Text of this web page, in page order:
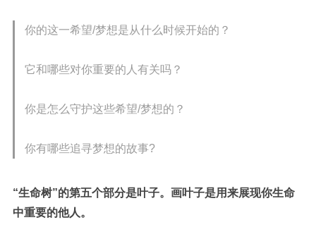
你的这一希望/梦想是从什么时候开始的？
它和哪些对你重要的人有关吗？
你是怎么守护这些希望/梦想的？
你有哪些追寻梦想的故事?
“生命树”的第五个部分是叶子。 画叶子是用来展现你生命
中重要的他人。